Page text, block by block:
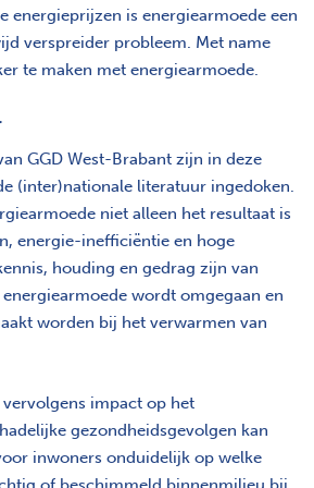
energieprijzen is energiearmoede een
verspreider probleem. Met name
te maken met energiearmoede.
GGD West-Brabant zijn in deze
(inter)nationale literatuur ingedoken.
niet alleen het resultaat is
energie-inefficiëntie en hoge
houding en gedrag zijn van
wordt omgegaan en
worden bij het verwarmen van
vervolgens impact op het
gezondheidsgevolgen kan
inwoners onduidelijk op welke